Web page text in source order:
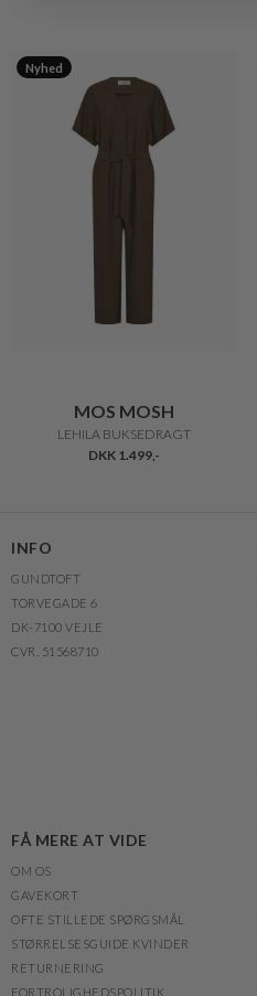
Nyhed
MOS MOSH
LEHILA BUKSEDRAGT
DKK 1.499,-
INFO
GUNDTOFT
TORVEGADE 6
DK-7100 VEJLE
CVR. 51568710
FÅ MERE AT VIDE
OM OS
GAVEKORT
OFTE STILLEDE SPØRGSMÅL
STØRRELSESGUIDE KVINDER
RETURNERING
FORTROLIGHEDSPOLITIK